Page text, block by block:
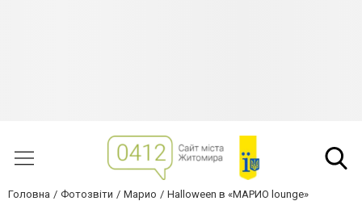
Головна Фотозвіти Марио Halloween в «МАРИО lounge»